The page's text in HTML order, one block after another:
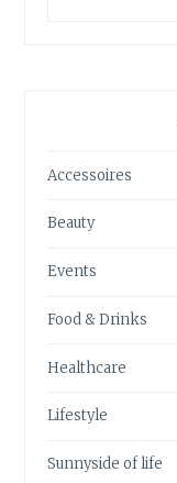
Accessoires
Beauty
Events
Food & Drinks
Healthcare
Lifestyle
Sunnyside of life